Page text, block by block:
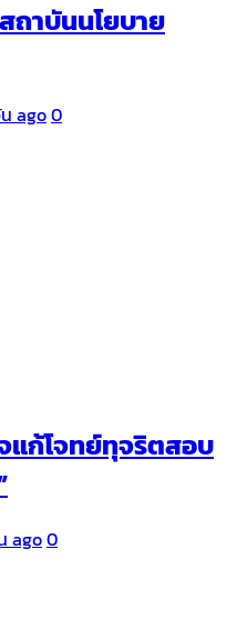
าบันนโยบาย
ago0
แก้โจทย์ทุจริตสอบ
ago0